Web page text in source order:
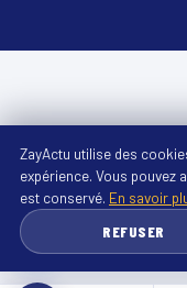
ZayActu utilise des
expérience. Vous
est conservé. En savoir
REFUSER